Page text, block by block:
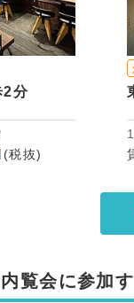
2分
(税抜)
覧会に参加